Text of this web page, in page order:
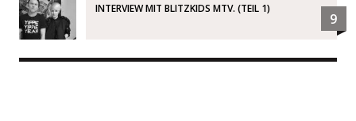
INTERVIEW MIT BLITZKIDS MTV. (TEIL 1)
9